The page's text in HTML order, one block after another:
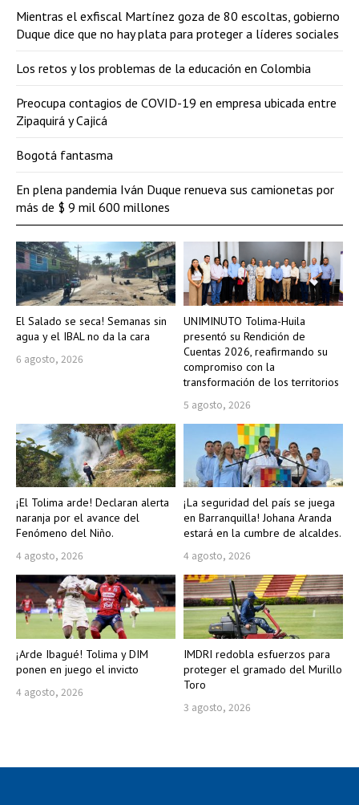
El Salado se seca! Semanas sin
agua y el IBAL no da la cara
6 agosto, 2026
UNIMINUTO Tolima-Huila
presentó su Rendición de
Cuentas 2026, reafirmando su
compromiso con la
transformación de los territorios
5 agosto, 2026
¡El Tolima arde! Declaran alerta
naranja por el avance del
Fenómeno del Niño.
4 agosto, 2026
¡La seguridad del país se juega
en Barranquilla! Johana Aranda
estará en la cumbre de alcaldes.
4 agosto, 2026
¡Arde Ibagué! Tolima y DIM
ponen en juego el invicto
4 agosto, 2026
IMDRI redobla esfuerzos para
proteger el gramado del Murillo
Toro
3 agosto, 2026
Mientras el exfiscal Martínez goza de 80 escoltas, gobierno
Duque dice que no hay plata para proteger a líderes sociales
Los retos y los problemas de la educación en Colombia
Preocupa contagios de COVID-19 en empresa ubicada entre
Zipaquirá y Cajicá
Bogotá fantasma
En plena pandemia Iván Duque renueva sus camionetas por
más de $ 9 mil 600 millones